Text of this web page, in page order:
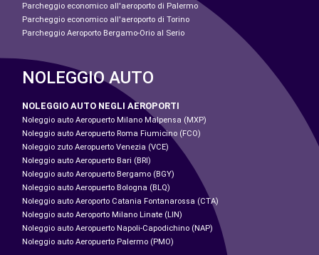
Parcheggio economico all'aeroporto di Palermo
Parcheggio economico all'aeroporto di Torino
Parcheggio Aeroporto Bergamo-Orio al Serio
NOLEGGIO AUTO
NOLEGGIO AUTO NEGLI AEROPORTI
Noleggio auto Aeropuerto Milano Malpensa (MXP)
Noleggio auto Aeropuerto Roma Fiumicino (FCO)
Noleggio zuto Aeropuerto Venezia (VCE)
Noleggio auto Aeropuerto Bari (BRI)
Noleggio auto Aeropuerto Bergamo (BGY)
Noleggio auto Aeropuerto Bologna (BLQ)
Noleggio auto Aeroporto Catania Fontanarossa (CTA)
Noleggio auto Aeroporto Milano Linate (LIN)
Noleggio auto Aeropuerto Napoli-Capodichino (NAP)
Noleggio auto Aeropuerto Palermo (PMO)